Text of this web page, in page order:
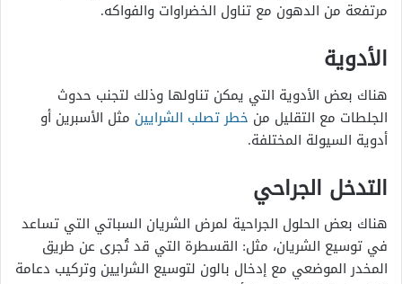
مرتفعة من الدهون مع تناول الخضراوات والفواكه.
الأدوية
هناك بعض الأدوية التي يمكن تناولها وذلك لتجنب حدوث
الجلطات مع التقليل من خطر تصلب الشرايين مثل الأسبرين أو
أدوية السيولة المختلفة.
التدخل الجراحي
هناك بعض الحلول الجراحية لمرض الشريان السباتي التي تساعد
في توسيع الشريان، مثل: القسطرة التي قد تُجرى عن طريق
المخدر الموضعي مع إدخال بالون لتوسيع الشرايين وتركيب دعامة